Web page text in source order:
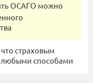
ОСАГО можно
страховым
любыми способами